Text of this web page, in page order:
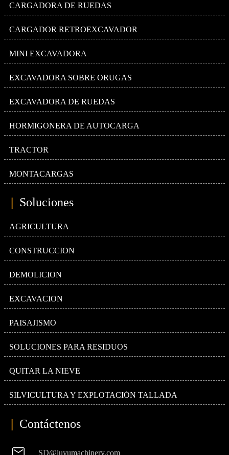
CARGADORA DE RUEDAS
CARGADOR RETROEXCAVADOR
MINI EXCAVADORA
EXCAVADORA SOBRE ORUGAS
EXCAVADORA DE RUEDAS
HORMIGONERA DE AUTOCARGA
TRACTOR
MONTACARGAS
Soluciones
AGRICULTURA
CONSTRUCCIÓN
DEMOLICIÓN
EXCAVACIÓN
PAISAJISMO
SOLUCIONES PARA RESIDUOS
QUITAR LA NIEVE
SILVICULTURA Y EXPLOTACIÓN TALLADA
| Contáctenos
 SD@luyumachinery.com